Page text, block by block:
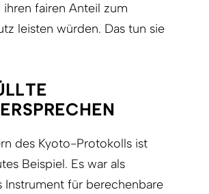
fairen Anteil zum
leisten würden. Das tun sie
des Kyoto-Protokolls ist
Beispiel. Es war als
Instrument für berechenbare